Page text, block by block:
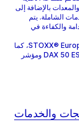
بالإضافة إلى
الشاملة. يتم
والكفاءة في
GEA مدرجة في مؤشر DAX ومؤشر STOXX® Europe 600، كما
أنها واحدة من الشركات التي تشكل مؤشر DAX 50 ESG ومؤشر
والخدمات